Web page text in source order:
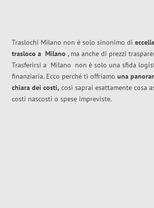
Traslochi Milano non è solo sinonimo di
trasloco a Milano , ma anche di prezzi
Trasferirsi a Milano non è solo una sfida
finanziaria. Ecco perché ti offriamo una
chiara dei costi, così saprai esattamente cosa
costi nascosti o spese impreviste.